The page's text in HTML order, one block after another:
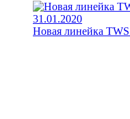
31.01.2020
Новая линейка